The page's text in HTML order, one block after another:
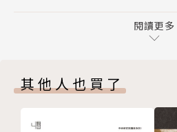
學》、《馬克思「異化勞動」
學、幽默社會學、聖哲社會學及
第六章 文本及所本之（三）
第七章 整理與重建
附錄一：韋伯的時代、生平與著
閱讀更多
其他人也買了